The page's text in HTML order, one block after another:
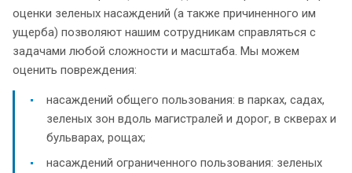
оценки зеленых насаждений (а также причиненного им
ущерба) позволяют нашим сотрудникам справляться с
задачами любой сложности и масштаба. Мы можем
оценить повреждения:
насаждений общего пользования: в парках, садах,
зеленых зон вдоль магистралей и дорог, в скверах и
бульварах, рощах;
насаждений ограниченного пользования: зеленых